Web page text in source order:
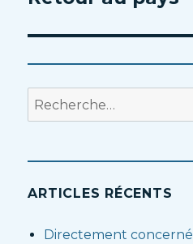
Recherche
pour
ARTICLES RÉCENTS
Directement concerné